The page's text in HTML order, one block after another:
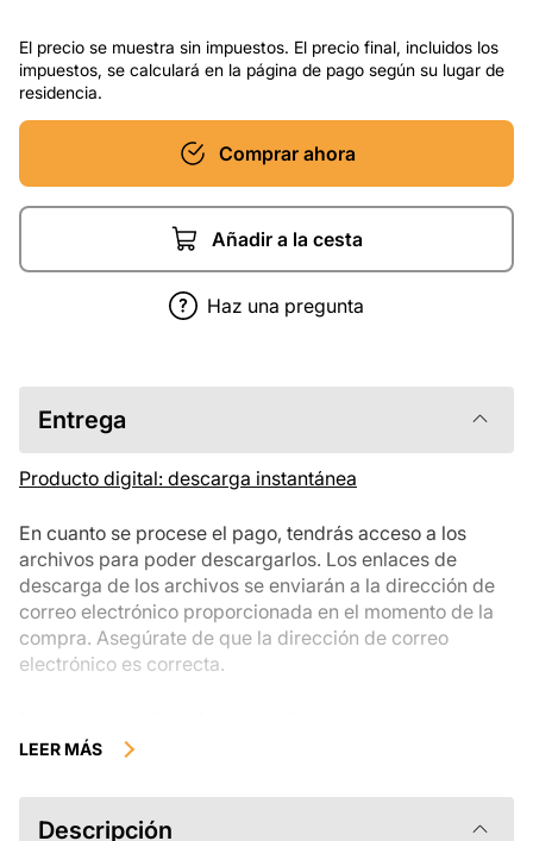
El precio se muestra sin impuestos. El precio final, incluidos los
impuestos, se calculará en la página de pago según su lugar de
residencia.
Comprar ahora
Añadir a la cesta
Haz una pregunta
Entrega
Producto digital: descarga instantánea
En cuanto se procese el pago, tendrás acceso a los
archivos para poder descargarlos. Los enlaces de
descarga de los archivos se enviarán a la dirección de
correo electrónico proporcionada en el momento de la
compra. Asegúrate de que la dirección de correo
electrónico es correcta.
instantánea no se pueden devolver, cambiar ni cancelar
descripción del producto atentamente antes de
comprarlo y que te pongas en contacto con nosotros si
LEER MÁS
Descripción